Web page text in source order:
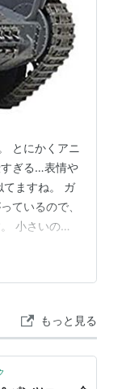
とにかくアニ
ぎる…表情や
てますね。 ガ
ているので、
小さいのに
ミヤ(…
もっと見る